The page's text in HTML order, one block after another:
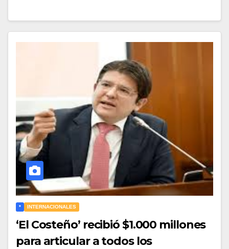
* INTERNACIONALES
‘El Costeño’ recibió $1.000 millones
para articular a todos los